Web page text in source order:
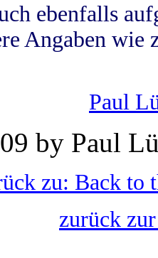
ebenfalls
Angaben wie
Paul
by Paul
zu: Back to
zurück